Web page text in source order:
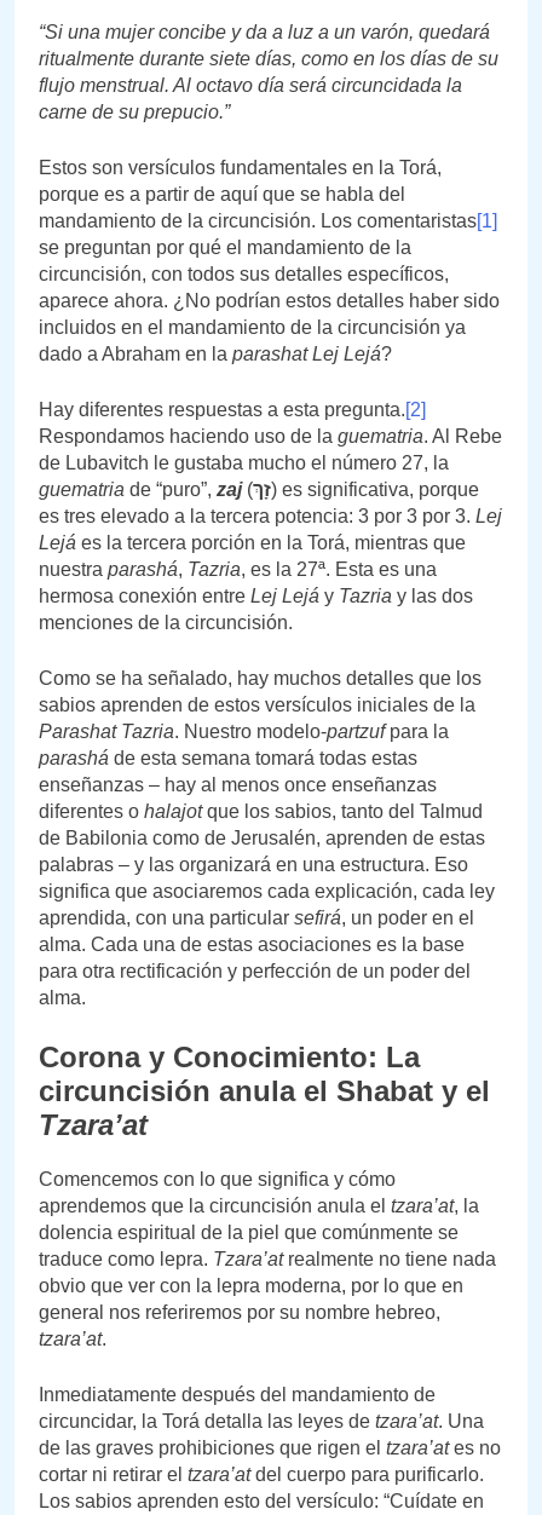
“Si una mujer concibe y da a luz a un varón, quedará
ritualmente durante siete días, como en los días de su
flujo menstrual. Al octavo día será circuncidada la
carne de su prepucio.”
Estos son versículos fundamentales en la Torá,
porque es a partir de aquí que se habla del
mandamiento de la circuncisión. Los comentaristas[1]
se preguntan por qué el mandamiento de la
circuncisión, con todos sus detalles específicos,
aparece ahora. ¿No podrían estos detalles haber sido
incluidos en el mandamiento de la circuncisión ya
dado a Abraham en la parashat Lej Lejá?
Hay diferentes respuestas a esta pregunta.[2]
Respondamos haciendo uso de la guematria. Al Rebe
de Lubavitch le gustaba mucho el número 27, la
guematria de “puro”, zaj(זָךְ) es significativa, porque
es tres elevado a la tercera potencia: 3 por 3 por 3. Lej
Lejá es la tercera porción en la Torá, mientras que
nuestra parashá, Tazria, es la 27ª. Esta es una
hermosa conexión entre Lej Lejá y Tazria y las dos
menciones de la circuncisión.
Como se ha señalado, hay muchos detalles que los
sabios aprenden de estos versículos iniciales de la
Parashat Tazria. Nuestro modelo-partzufpara la
parashá de esta semana tomará todas estas
enseñanzas – hay al menos once enseñanzas
diferentes o halajotque los sabios, tanto del Talmud
de Babilonia como de Jerusalén, aprenden de estas
palabras – y las organizará en una estructura. Eso
significa que asociaremos cada explicación, cada ley
aprendida, con una particular sefirá, un poder en el
alma. Cada una de estas asociaciones es la base
para otra rectificación y perfección de un poder del
alma.
Corona y Conocimiento: La
circuncisión anula el Shabat y el
Tzara’at
Comencemos con lo que significa y cómo
aprendemos que la circuncisión anula el tzara’at, la
dolencia espiritual de la piel que comúnmente se
traduce como lepra. Tzara’atrealmente no tiene nada
obvio que ver con la lepra moderna, por lo que en
general nos referiremos por su nombre hebreo,
tzara’at.
Inmediatamente después del mandamiento de
circuncidar, la Torá detalla las leyes de tzara’at. Una
de las graves prohibiciones que rigen el tzara’ates no
cortar ni retirar el tzara’atdel cuerpo para purificarlo.
Los sabios aprenden esto del versículo: “Cuídate en